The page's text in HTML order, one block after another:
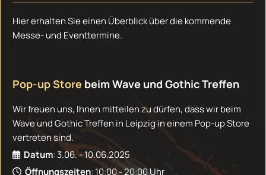
Hier erhalten Sie einen Überblick über die kommende
Messe- und Eventtermine.
Pop-up Store beim Wave und Gothic Treffen
Wir freuen uns, Ihnen mitteilen zu dürfen, dass wir beim
Wave und Gothic Treffen in Leipzig in einem Pop-up Store
vertreten sind.
 Datum: 3.06. - 10.06.2025
 Öffnungszeiten: 10:00 - 20:00 Uhr